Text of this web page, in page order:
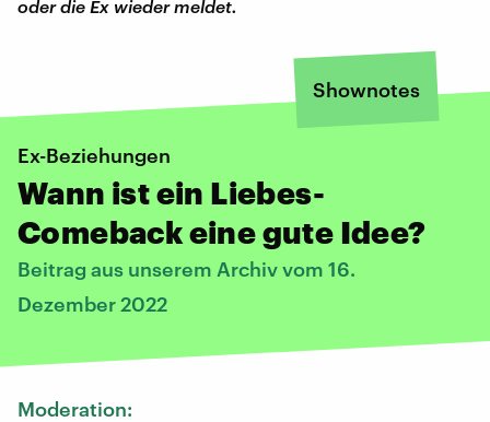
oder die Ex wieder meldet.
Shownotes
Ex-Beziehungen
Wann ist ein Liebes-
Comeback eine gute Idee?
Beitrag aus unserem Archiv vom 16.
Dezember 2022
Moderation: